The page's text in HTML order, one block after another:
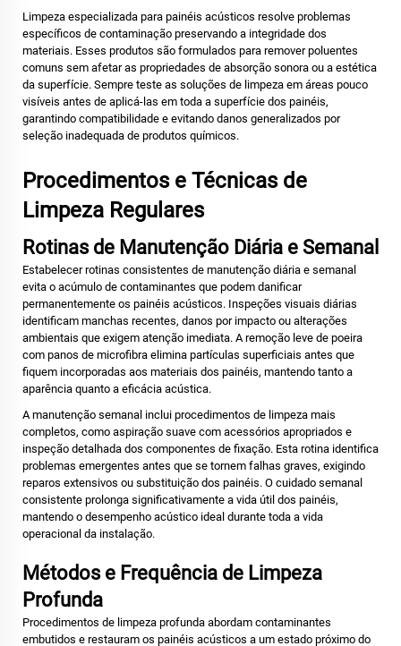
Limpeza especializada para painéis acústicos resolve problemas
específicos de contaminação preservando a integridade dos
materiais. Esses produtos são formulados para remover poluentes
comuns sem afetar as propriedades de absorção sonora ou a estética
da superfície. Sempre teste as soluções de limpeza em áreas pouco
visíveis antes de aplicá-las em toda a superfície dos painéis,
garantindo compatibilidade e evitando danos generalizados por
seleção inadequada de produtos químicos.
Procedimentos e Técnicas de
Limpeza Regulares
Rotinas de Manutenção Diária e Semanal
Estabelecer rotinas consistentes de manutenção diária e semanal
evita o acúmulo de contaminantes que podem danificar
permanentemente os painéis acústicos. Inspeções visuais diárias
identificam manchas recentes, danos por impacto ou alterações
ambientais que exigem atenção imediata. A remoção leve de poeira
com panos de microfibra elimina partículas superficiais antes que
fiquem incorporadas aos materiais dos painéis, mantendo tanto a
aparência quanto a eficácia acústica.
A manutenção semanal inclui procedimentos de limpeza mais
completos, como aspiração suave com acessórios apropriados e
inspeção detalhada dos componentes de fixação. Esta rotina identifica
problemas emergentes antes que se tornem falhas graves, exigindo
reparos extensivos ou substituição dos painéis. O cuidado semanal
consistente prolonga significativamente a vida útil dos painéis,
mantendo o desempenho acústico ideal durante toda a vida
operacional da instalação.
Métodos e Frequência de Limpeza
Profunda
Procedimentos de limpeza profunda abordam contaminantes
embutidos e restauram os painéis acústicos a um estado próximo do